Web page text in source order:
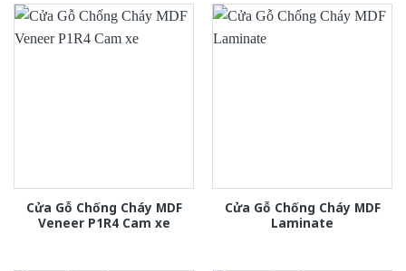
Cửa Gỗ Chống Cháy MDF
Veneer P1R4 Cam xe
Cửa Gỗ Chống Cháy MDF
Laminate